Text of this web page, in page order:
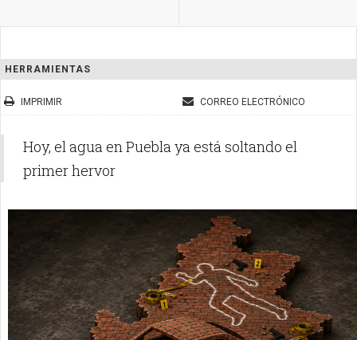
HERRAMIENTAS
IMPRIMIR CORREO ELECTRÓNICO
Hoy, el agua en Puebla ya está soltando el
primer hervor